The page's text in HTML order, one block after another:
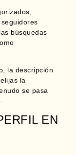
búsquedas
la descripción
la
se pasa
EN